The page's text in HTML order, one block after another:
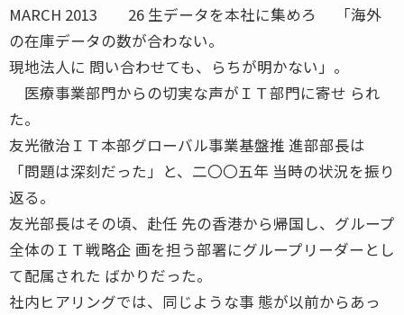
MARCH 2013 26 生データを本社に集めろ 「海外
の在庫データの数が合わない。
現地法人に 問い合わせても、らちが明かない」。
医療事業部門からの切実な声がＩＴ部門に寄せ られ
た。
友光徹治ＩＴ本部グローバル事業基盤推 進部部長は
「問題は深刻だった」と、二〇〇五年 当時の状況を振り
返る。
友光部長はその頃、赴任 先の香港から帰国し、グループ
全体のＩＴ戦略企 画を担う部署にグループリーダーとし
て配属された ばかりだった。
社内ヒアリングでは、同じような事 態が以前からあっ